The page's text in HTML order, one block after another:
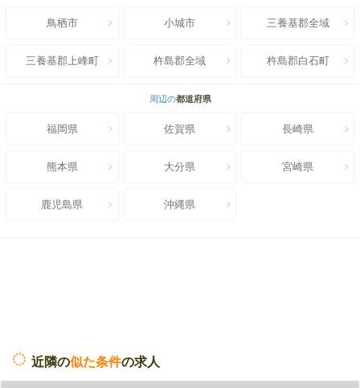
鳥栖市 小城市 三養基郡全域
三養基郡上峰町 杵島郡全域 杵島郡白石町
周辺の都道府県
福岡県 佐賀県 長崎県
熊本県 大分県 宮崎県
鹿児島県 沖縄県
近隣の似た条件の求人